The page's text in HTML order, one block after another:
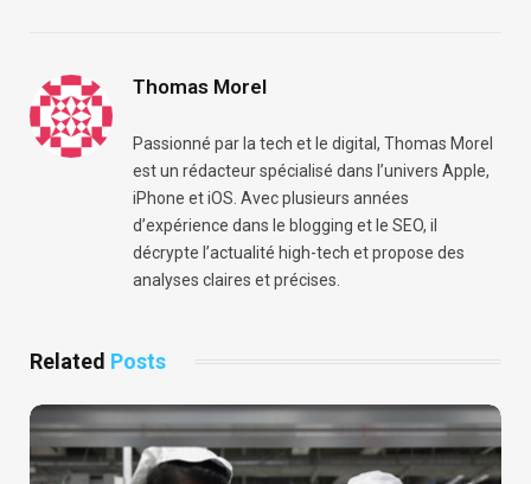
Thomas Morel
Passionné par la tech et le digital, Thomas Morel
est un rédacteur spécialisé dans l’univers Apple,
iPhone et iOS. Avec plusieurs années
d’expérience dans le blogging et le SEO, il
décrypte l’actualité high-tech et propose des
analyses claires et précises.
Related Posts